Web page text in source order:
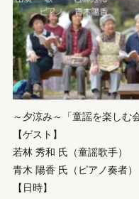
～夕涼み～「童謡を楽しむ会
【ゲスト】
若林 秀和 氏（童謡歌手）
青木 陽香 氏（ピアノ奏者）
【日時】